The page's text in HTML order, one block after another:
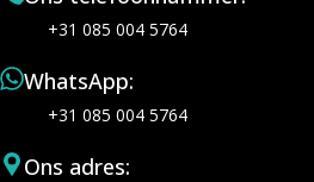
+31 085 004 5764
WhatsApp:
+31 085 004 5764
Ons adres: